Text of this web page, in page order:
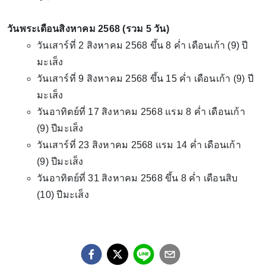
วันพระเดือนสิงหาคม 2568 (รวม 5 วัน)
วันเสาร์ที่ 2 สิงหาคม 2568 ขึ้น 8 ค่ำ เดือนเก้า (9) ปี
มะเส็ง
วันเสาร์ที่ 9 สิงหาคม 2568 ขึ้น 15 ค่ำ เดือนเก้า (9) ปี
มะเส็ง
วันอาทิตย์ที่ 17 สิงหาคม 2568 แรม 8 ค่ำ เดือนเก้า
(9) ปีมะเส็ง
วันเสาร์ที่ 23 สิงหาคม 2568 แรม 14 ค่ำ เดือนเก้า
(9) ปีมะเส็ง
วันอาทิตย์ที่ 31 สิงหาคม 2568 ขึ้น 8 ค่ำ เดือนสิบ
(10) ปีมะเส็ง